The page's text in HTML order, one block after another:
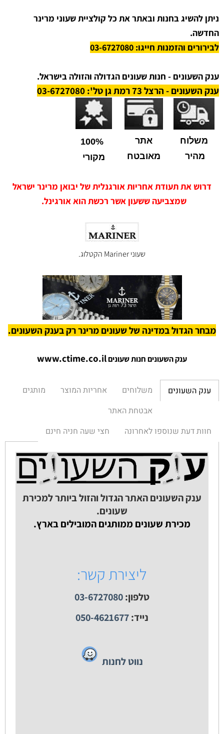
ניתן להשיג בחנות ובאתר את כל קולציית שעוני מרינר
החדשה.
לבירורים והזמנות חייגו: 03-6727080
ענק השעונים - חנות שעונים הגדולה והזולה בישראל.
ענק השעונים - הרצל 73 רמת גן טל': 03-6727080
משלוח
מהיר
אתר
מאובטח
100%
מקורי
דרוש את תעודת אחריות אורגנלית של יבואן מרינר ישראל
שמצביעה ששעון אשר רכשת הוא אורגינל.
שעוני Mariner הקטלוג.
מבחר הגדול במדינה של שעונים מרינר רק בענק השעונים.
ענק השעונים חנות שעוניםwww.ctime.co.il
ענק השעונים משלוחים אחריות המוצר
מותגים
אבטחת האתר
חוות דעת שנוספו לאחרונה
חצי שעה חניה חינם
ענק השעונים האתר הגדול והזול ביותר למכירת
שעונים.
מכירת שעונים ממותגים המובילים בארץ.
ליצירת קשר:
טלפון:03-6727080
נייד:050-4621677
נווט לחנות